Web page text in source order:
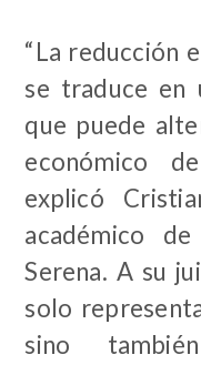
“La reducción
se traduce en
que puede
económico
explicó
académico
Serena. A su
solo
sino